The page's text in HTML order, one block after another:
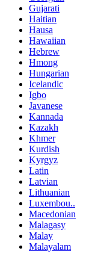
Gujarati
Haitian
Hausa
Hawaiian
Hebrew
Hmong
Hungarian
Icelandic
Igbo
Javanese
Kannada
Kazakh
Khmer
Kurdish
Kyrgyz
Latin
Latvian
Lithuanian
Luxembou..
Macedonian
Malagasy
Malay
Malayalam